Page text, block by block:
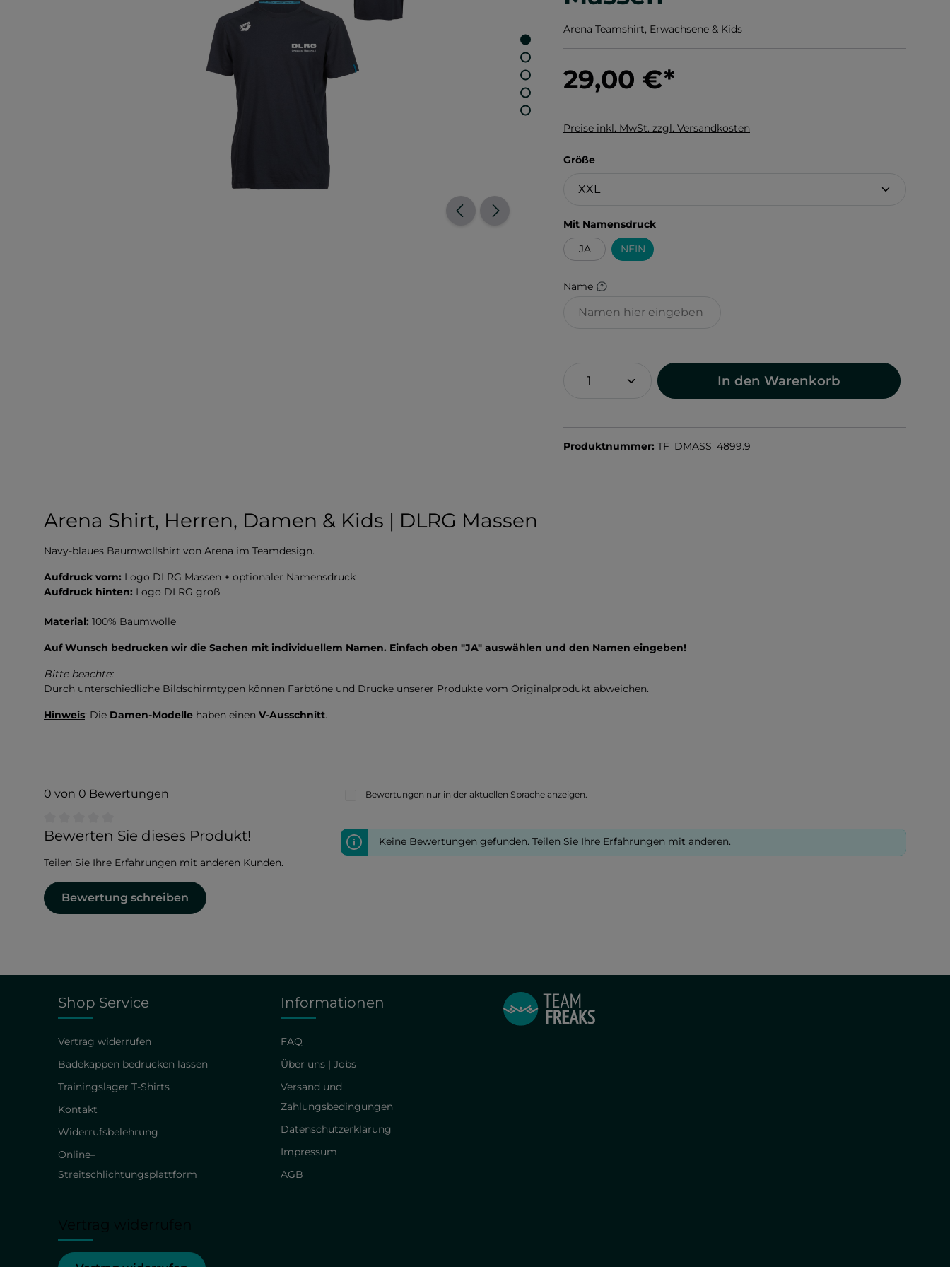
Arena Teamshirt, Erwachsene & Kids
29,00 €*
Preise inkl. MwSt. zzgl. Versandkosten
Größeauswählen
Mit Namensdruckauswählen
JA
NEIN
Name
In den Warenkorb
Produktnummer: TF_DMASS_4899.9
Arena Shirt, Herren, Damen & Kids | DLRG Massen
Navy-blaues Baumwollshirt von Arena im Teamdesign.
Aufdruck vorn: Logo DLRG Massen + optionaler Namensdruck
Aufdruck hinten: Logo DLRG groß
Material: 100% Baumwolle
Auf Wunsch bedrucken wir die Sachen mit individuellem Namen. Einfach oben "JA" auswählen und den Namen eingeben!
Bitte beachte:
Durch unterschiedliche Bildschirmtypen können Farbtöne und Drucke unserer Produkte vom Originalprodukt abweichen.
Hinweis: Die Damen-Modelle haben einen V-Ausschnitt.
0 von 0 Bewertungen
Durchschnittliche Bewertung von 0 von 5 Sternen
Bewerten Sie dieses Produkt!
Teilen Sie Ihre Erfahrungen mit anderen Kunden.
Bewertung schreiben
Bewertungen nur in der aktuellen Sprache anzeigen.
Keine Bewertungen gefunden. Teilen Sie Ihre Erfahrungen mit anderen.
Shop Service
Vertrag widerrufen
Badekappen bedrucken lassen
Trainingslager T-Shirts
Kontakt
Widerrufsbelehrung
Online–
Streitschlichtungsplattform
Informationen
FAQ
Über uns | Jobs
Versand und
Zahlungsbedingungen
Datenschutzerklärung
Impressum
AGB